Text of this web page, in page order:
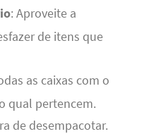
: Aproveite a
de itens que
as caixas com o
qual pertencem.
de desempacotar.